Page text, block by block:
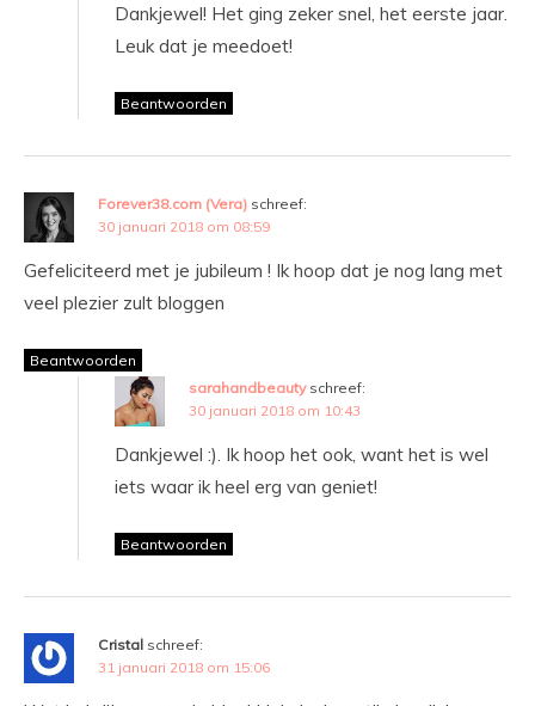
Dankjewel! Het ging zeker snel, het eerste jaar.
Leuk dat je meedoet!
Beantwoorden
Forever38.com (Vera) schreef:
30 januari 2018 om 08:59
Gefeliciteerd met je jubileum ! Ik hoop dat je nog lang met
veel plezier zult bloggen
Beantwoorden
sarahandbeauty schreef:
30 januari 2018 om 10:43
Dankjewel :). Ik hoop het ook, want het is wel
iets waar ik heel erg van geniet!
Beantwoorden
Cristal schreef:
31 januari 2018 om 15:06